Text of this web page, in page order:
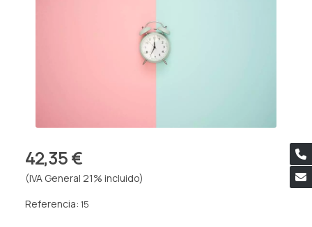
42,35 €
(IVA General 21% incluido)
Referencia: 15